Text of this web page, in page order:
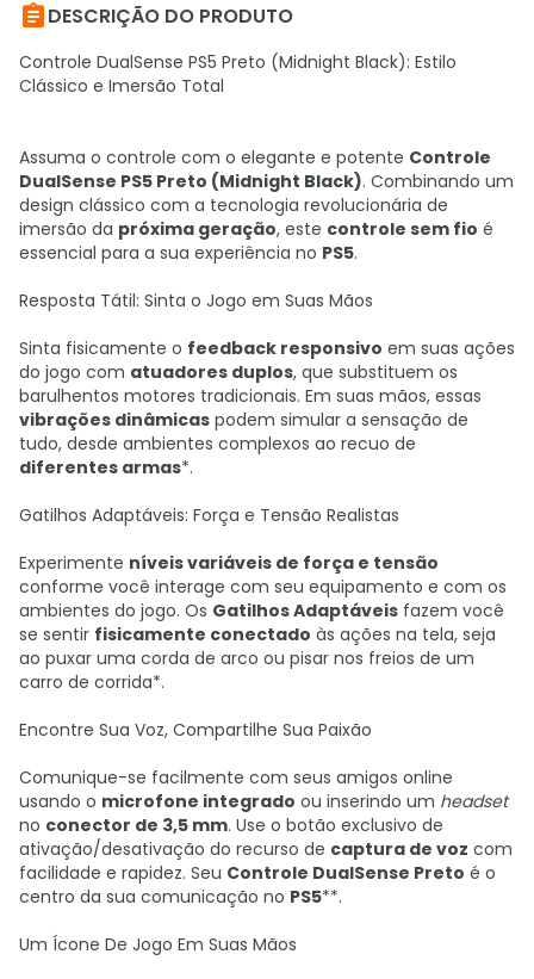
DESCRIÇÃO DO PRODUTO
Controle DualSense PS5 Preto (Midnight Black): Estilo
Clássico e Imersão Total
Assuma o controle com o elegante e potente Controle
DualSense PS5 Preto (Midnight Black). Combinando um
design clássico com a tecnologia revolucionária de
imersão da próxima geração, este controle sem fio é
essencial para a sua experiência no PS5.
Resposta Tátil: Sinta o Jogo em Suas Mãos
Sinta fisicamente o feedback responsivo em suas ações
do jogo com atuadores duplos, que substituem os
barulhentos motores tradicionais. Em suas mãos, essas
vibrações dinâmicas podem simular a sensação de
tudo, desde ambientes complexos ao recuo de
diferentes armas*.
Gatilhos Adaptáveis: Força e Tensão Realistas
Experimente níveis variáveis de força e tensão
conforme você interage com seu equipamento e com os
ambientes do jogo. Os Gatilhos Adaptáveis fazem você
se sentir fisicamente conectado às ações na tela, seja
ao puxar uma corda de arco ou pisar nos freios de um
carro de corrida*.
Encontre Sua Voz, Compartilhe Sua Paixão
Comunique-se facilmente com seus amigos online
usando o microfone integrado ou inserindo um headset
no conector de 3,5 mm. Use o botão exclusivo de
ativação/desativação do recurso de captura de voz com
facilidade e rapidez. Seu Controle DualSense Preto é o
centro da sua comunicação no PS5**.
Um Ícone De Jogo Em Suas Mãos